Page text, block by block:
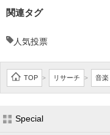
関連タグ
人気投票
TOP > リサーチ > 音楽
Special